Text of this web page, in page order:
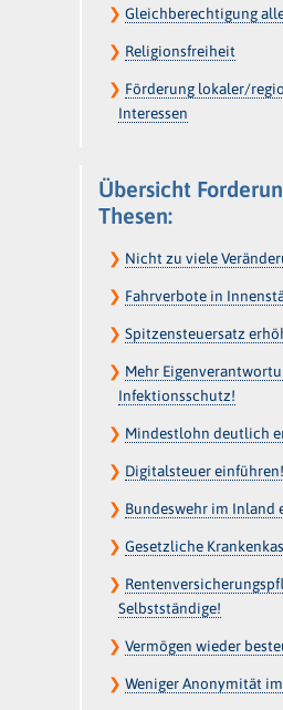
❯ Gleichberechtigung
❯ Religionsfreiheit
❯ Förderung lokaler/
Interessen
Übersicht
Thesen:
❯ Nicht zu viele
❯ Fahrverbote in
❯ Spitzensteuersatz
❯ Mehr
Infektionsschutz!
❯ Mindestlohn deutlich
❯ Digitalsteuer einführen!
❯ Bundeswehr im Inland
❯ Gesetzliche
❯
Selbstständige!
❯ Vermögen wieder
❯ Weniger Anonymität